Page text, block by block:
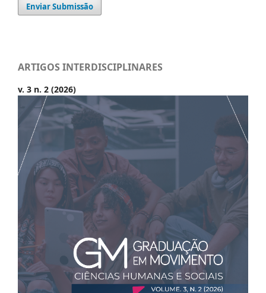
Enviar Submissão
ARTIGOS INTERDISCIPLINARES
v. 3 n. 2 (2026)